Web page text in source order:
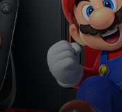
53%